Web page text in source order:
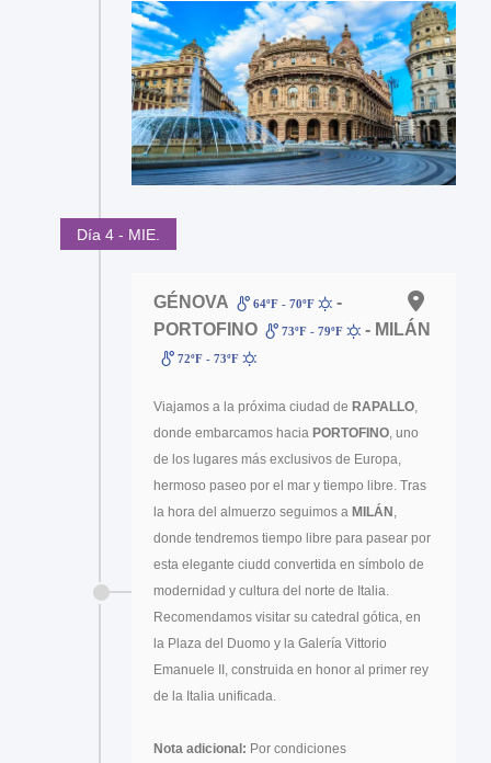
Día 4 - MIE.
GÉNOVA 64ºF - 70ºF
-
PORTOFINO
73ºF - 79ºF - MILÁN
72ºF - 73ºF
Viajamos a la próxima ciudad de RAPALLO
donde embarcamos hacia PORTOFINO , uno
de los lugares más exclusivos de Europa,
hermoso paseo por el mar y tiempo libre. Tras
la hora del almuerzo seguimos a MILÁN
donde tendremos tiempo libre para pasear por
esta elegante ciudd convertida en símbolo de
modernidad y cultura del norte de Italia.
Recomendamos visitar su catedral gótica, en
la Plaza del Duomo y la Galería Vittorio
Emanuele II, construida en honor al primer rey
de la Italia unificada.
Nota adicional: Por condiciones